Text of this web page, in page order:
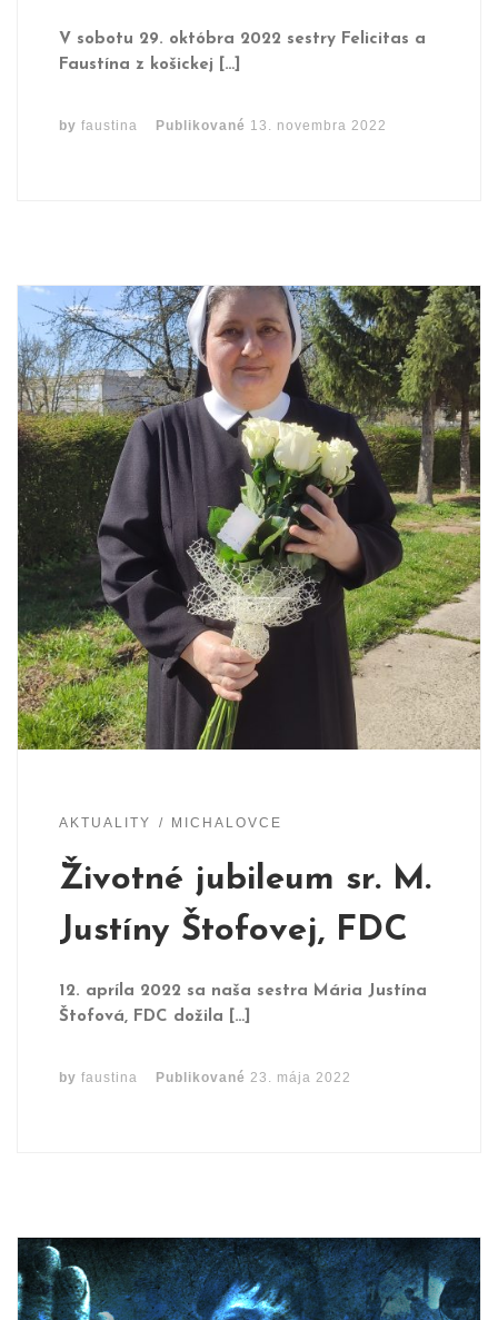
V sobotu 29. októbra 2022 sestry Felicitas a
Faustína z košickej […]
by faustina Publikované 13. novembra 2022
AKTUALITY MICHALOVCE
Životné jubileum sr. M.
Justíny Štofovej, FDC
12. apríla 2022 sa naša sestra Mária Justína
Štofová, FDC dožila […]
by faustina Publikované 23. mája 2022